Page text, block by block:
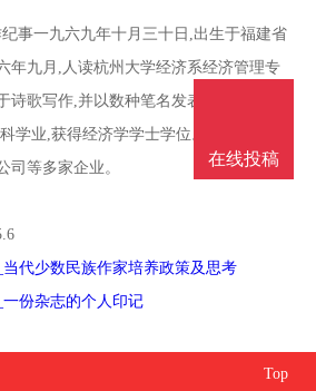
事一九六九年十月三十日,出生于福建省
年九月,人读杭州大学经济系经济管理专
诗歌写作,并以数种笔名发表诗作多首。
学业,获得经济学学士学位。随后辗转于
司等多家企业。
代少数民族作家培养政策及思考
份杂志的个人印记
Top
在线投稿